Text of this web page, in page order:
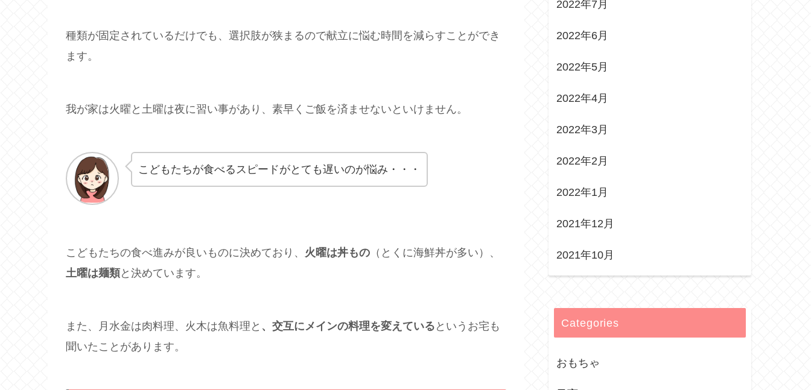
種類が固定されているだけでも、選択肢が狭まるので献立に悩む時間を減らすことができ
ます。
我が家は火曜と土曜は夜に習い事があり、素早くご飯を済ませないといけません。
こどもたちが食べるスピードがとても遅いのが悩み・・・
こどもたちの食べ進みが良いものに決めており、 火曜は丼もの （とくに海鮮丼が多い）、
土曜は麺類と決めています。
また、月水金は肉料理、火木は魚料理と 、交互にメインの料理を変えている というお宅も
聞いたことがあります。
2022年7月
2022年6月
2022年5月
2022年4月
2022年3月
2022年2月
2022年1月
2021年12月
2021年10月
Categories
おもちゃ